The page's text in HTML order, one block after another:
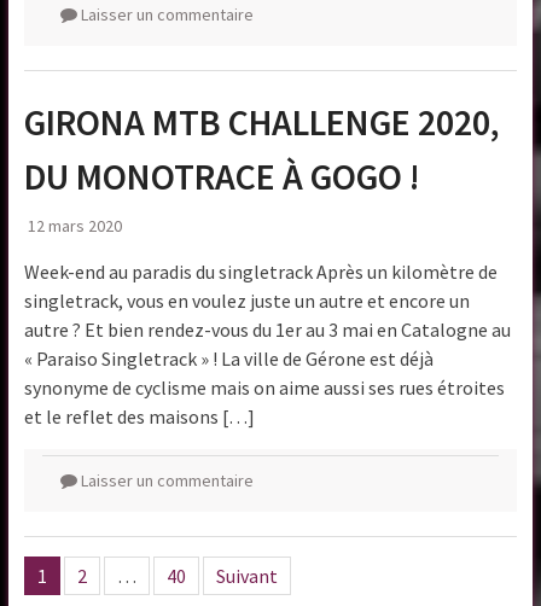
Laisser un commentaire
GIRONA MTB CHALLENGE 2020,
DU MONOTRACE À GOGO !
12 mars 2020
Week-end au paradis du singletrack Après un kilomètre de
singletrack, vous en voulez juste un autre et encore un
autre ? Et bien rendez-vous du 1er au 3 mai en Catalogne au
« Paraiso Singletrack » ! La ville de Gérone est déjà
synonyme de cyclisme mais on aime aussi ses rues étroites
et le reflet des maisons […]
Laisser un commentaire
Pagination
des
1 2 … 40 Suivant